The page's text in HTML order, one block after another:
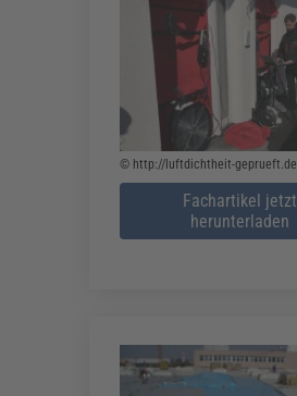
© http://luftdichtheit-geprueft.de
Fachartikel jetzt
herunterladen